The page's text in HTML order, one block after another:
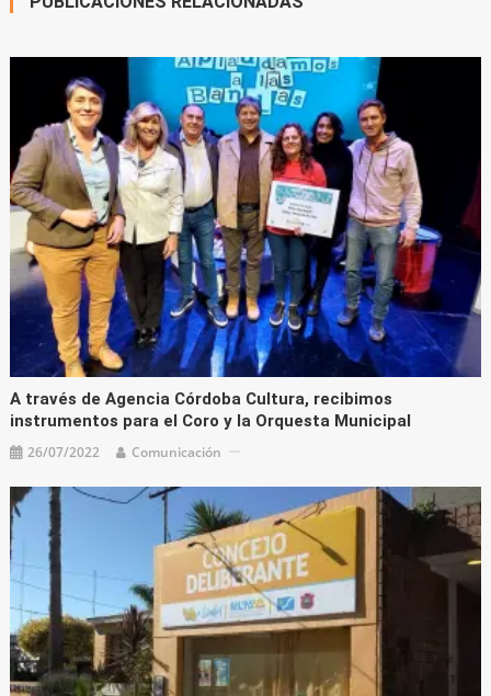
A través de Agencia Córdoba Cultura, recibimos
instrumentos para el Coro y la Orquesta Municipal
26/07/2022 Comunicación